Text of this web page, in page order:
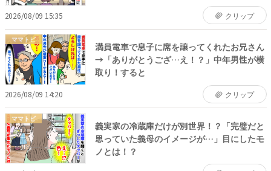
2026/08/09 15:35 クリップ
ママトピ
満員電車で息子に席を譲ってくれたお兄さん
→「ありがとうござ…え！？」中年男性が横
取り！すると
2026/08/09 14:20 クリップ
ママトピ
義実家の冷蔵庫だけが別世界！？「完璧だと
思っていた義母のイメージが…」目にしたモ
ノとは！？